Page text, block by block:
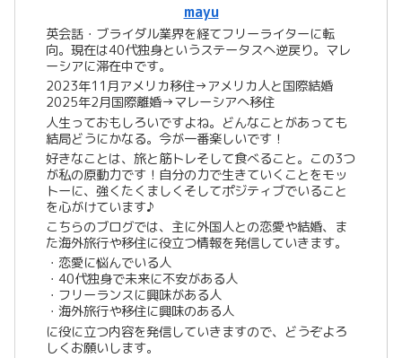
mayu
英会話・ブライダル業界を経てフリーライターに転
向。現在は40代独身というステータスへ逆戻り。マレ
ーシアに滞在中です。
2023年11月アメリカ移住→アメリカ人と国際結婚
2025年2月国際離婚→マレーシアへ移住
人生っておもしろいですよね。どんなことがあっても
結局どうにかなる。今が一番楽しいです！
好きなことは、旅と筋トレそして食べること。この3つ
が私の原動力です！自分の力で生きていくことをモッ
トーに、強くたくましくそしてポジティブでいること
を心がけています♪
こちらのブログでは、主に外国人との恋愛や結婚、ま
た海外旅行や移住に役立つ情報を発信していきます。
・恋愛に悩んでいる人
・40代独身で未来に不安がある人
・フリーランスに興味がある人
・海外旅行や移住に興味のある人
に役に立つ内容を発信していきますので、どうぞよろ
しくお願いします。